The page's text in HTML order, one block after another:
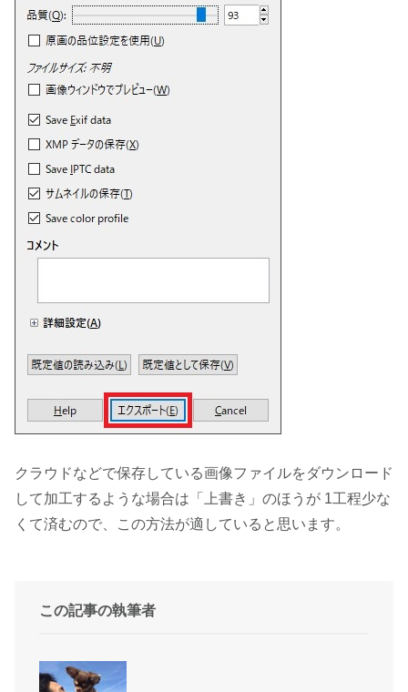
クラウドなどで保存している画像ファイルをダウンロード
して加工するような場合は「上書き」のほうが 1工程少な
くて済むので、この方法が適していると思います。
この記事の執筆者